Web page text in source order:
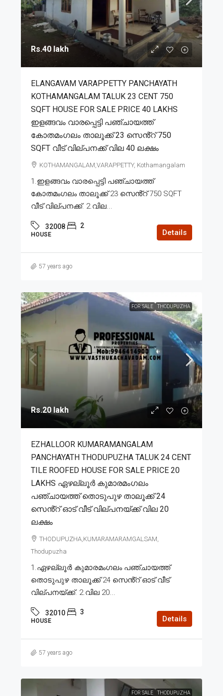
Rs.40 lakh
ELANGAVAM VARAPPETTY PANCHAYATH
KOTHAMANGALAM TALUK 23 CENT 750
SQFT HOUSE FOR SALE PRICE 40 LAKHS
ഇളങ്ങവം വാരപ്പെട്ടി പഞ്ചായത്ത്
കോതമംഗലം താലൂക്ക് 23 സെൻ്റ് 750
SQFT വീട് വില്പനക്ക് വില 40 ലക്ഷം
KOTHAMANGALAM,VARAPPETTY, Kothamangalam
1.ഇളങ്ങവം വാരപ്പെട്ടി പഞ്ചായത്ത്
കോതമംഗലം താലൂക്ക് 23 സെൻ്റ് 750 SQFT
വീട് വില്പനക്ക്. 2.വില...
32008 2
HOUSE Details
57 years ago
FOR SALE THODUPUZHA
Rs.20 lakh
EZHALLOOR KUMARAMANGALAM
PANCHAYATH THODUPUZHA TALUK 24 CENT
TILE ROOFED HOUSE FOR SALE PRICE 20
LAKHS ഏഴല്ലൂർ കുമാരമംഗലം
പഞ്ചായത്ത് തൊടുപുഴ താലൂക്ക് 24
സെൻ്റ് ഓട് വീട് വില്പനയ്ക്ക് വില 20
ലക്ഷം
THODUPUZHA,KUMARAMARAMGALSAM,
Thodupuzha
1.ഏഴല്ലൂർ കുമാരമംഗലം പഞ്ചായത്ത്
തൊടുപുഴ താലൂക്ക് 24 സെൻ്റ് ഓട് വീട്
വില്പനയ്ക്ക്. 2.വില 20...
32010 3
HOUSE Details
57 years ago
FOR SALE THODUPUZHA